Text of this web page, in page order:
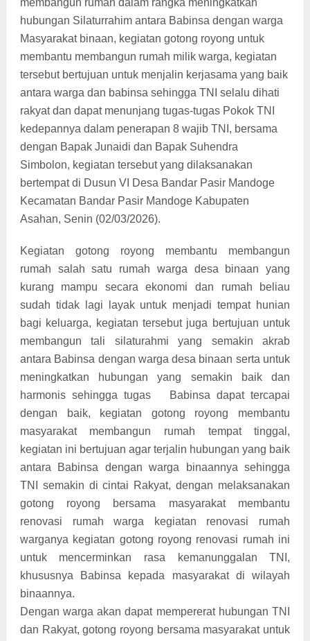
hubungan Silaturrahim antara Babinsa dengan warga
Masyarakat binaan, kegiatan gotong royong untuk
membantu membangun rumah milik warga, kegiatan
tersebut bertujuan untuk menjalin kerjasama yang baik
antara warga dan babinsa sehingga TNI selalu dihati
rakyat dan dapat menunjang tugas-tugas Pokok TNI
kedepannya dalam penerapan 8 wajib TNI, bersama
dengan Bapak Junaidi dan Bapak Suhendra
Simbolon, kegiatan tersebut yang dilaksanakan
bertempat di Dusun VI Desa Bandar Pasir Mandoge
Kecamatan Bandar Pasir Mandoge Kabupaten
Asahan, Senin (02/03/2026).
Kegiatan gotong royong membantu membangun
rumah salah satu rumah warga desa binaan yang
kurang mampu secara ekonomi dan rumah beliau
sudah tidak lagi layak untuk menjadi tempat hunian
bagi keluarga, kegiatan tersebut juga bertujuan untuk
membangun tali silaturahmi yang semakin akrab
antara Babinsa dengan warga desa binaan serta untuk
meningkatkan hubungan yang semakin baik dan
harmonis sehingga tugas Babinsa dapat tercapai
dengan baik, kegiatan gotong royong membantu
masyarakat membangun rumah tempat tinggal,
kegiatan ini bertujuan agar terjalin hubungan yang baik
antara Babinsa dengan warga binaannya sehingga
TNI semakin di cintai Rakyat, dengan melaksanakan
gotong royong bersama masyarakat membantu
renovasi rumah warga kegiatan renovasi rumah
warganya kegiatan gotong royong renovasi rumah ini
untuk mencerminkan rasa kemanunggalan TNI,
khususnya Babinsa kepada masyarakat di wilayah
binaannya.
Dengan warga akan dapat mempererat hubungan TNI
dan Rakyat, gotong royong bersama masyarakat untuk